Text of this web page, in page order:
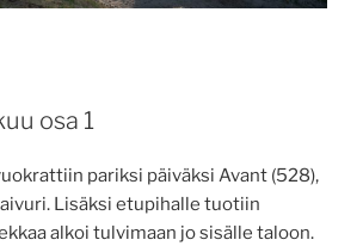
osa 1
pariksi päiväksi Avant (528),
Lisäksi etupihalle tuotiin
alkoi tulvimaan jo sisälle taloon.